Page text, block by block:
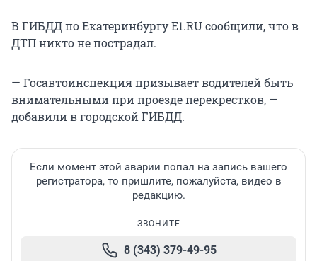
В ГИБДД по Екатеринбургу E1.RU сообщили, что в
ДТП никто не пострадал.
— Госавтоинспекция призывает водителей быть
внимательными при проезде перекрестков, —
добавили в городской ГИБДД.
Если момент этой аварии попал на запись вашего
регистратора, то пришлите, пожалуйста, видео в
редакцию.
ЗВОНИТЕ
8 (343) 379-49-95